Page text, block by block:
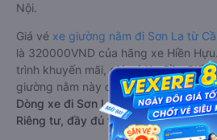
Nội.
Giá vé xe giường nằm đi Sơn La từ
là 320000VND của hãng xe Hiền
trình khuyến mãi, giá vé Xe Cầu Giấy
giường nằm này có thể sẽ rẻ hơn.
Dòng xe đi Sơn La từ Cầu Giấy - Hà
Riêng tư, đầy đủ tiện nghi